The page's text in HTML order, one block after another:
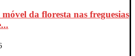
da floresta nas freguesias